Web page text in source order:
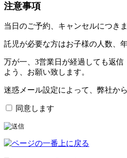
注意事項
当日のご予約、キャンセルにつき
託児が必要な方はお子様の人数、
万が一、3営業日が経過しても返
よう、お願い致します。
迷惑メール設定によって、弊社か
同意します